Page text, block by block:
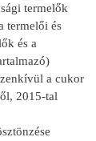
termelők
termelői és
és a
a cukor
2015-tal